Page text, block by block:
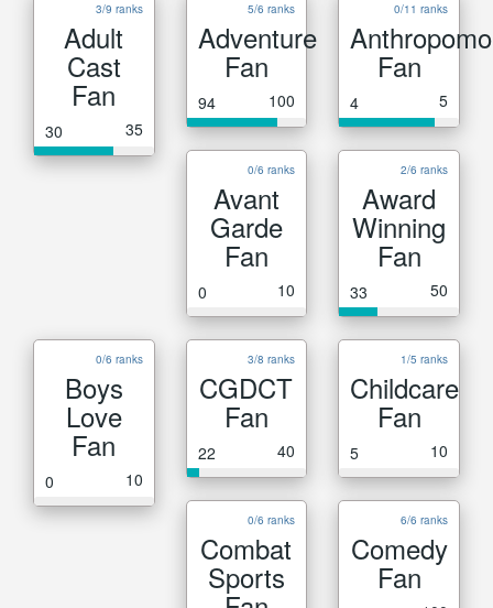
3/9 ranks
Adult
Cast
Fan
30 35
5/6 ranks
Adventure
Fan
94 100
0/11 ranks
Fan
4 5
0/6 ranks
Avant
Garde
Fan
0 10
2/6 ranks
Award
Winning
Fan
33 50
0/6 ranks
Boys
Love
Fan
0 10
3/8 ranks
CGDCT
Fan
22 40
1/5 ranks
Childcare
Fan
5 10
0/6 ranks
Combat
Sports
6/6 ranks
Comedy
Fan